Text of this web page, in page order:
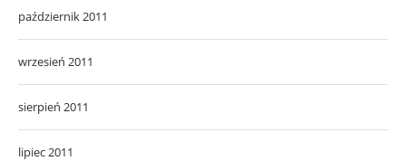
październik 2011
wrzesień 2011
sierpień 2011
lipiec 2011